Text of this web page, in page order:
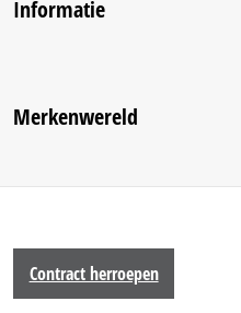
Informatie
Merkenwereld
Contract herroepen